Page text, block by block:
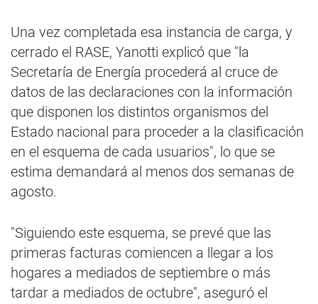
Una vez completada esa instancia de carga, y
cerrado el RASE, Yanotti explicó que "la
Secretaría de Energía procederá al cruce de
datos de las declaraciones con la información
que disponen los distintos organismos del
Estado nacional para proceder a la clasificación
en el esquema de cada usuarios", lo que se
estima demandará al menos dos semanas de
agosto.
"Siguiendo este esquema, se prevé que las
primeras facturas comiencen a llegar a los
hogares a mediados de septiembre o más
tardar a mediados de octubre", aseguró el